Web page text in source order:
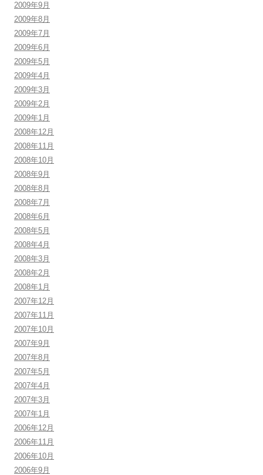
2009年9月
2009年8月
2009年7月
2009年6月
2009年5月
2009年4月
2009年3月
2009年2月
2009年1月
2008年12月
2008年11月
2008年10月
2008年9月
2008年8月
2008年7月
2008年6月
2008年5月
2008年4月
2008年3月
2008年2月
2008年1月
2007年12月
2007年11月
2007年10月
2007年9月
2007年8月
2007年5月
2007年4月
2007年3月
2007年1月
2006年12月
2006年11月
2006年10月
2006年9月